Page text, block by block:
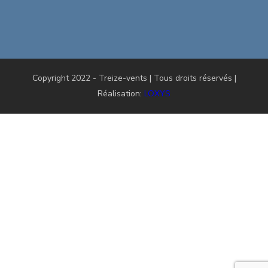
Copyright 2022 - Treize-vents | Tous droits réservés |
Réalisation: LOXYS